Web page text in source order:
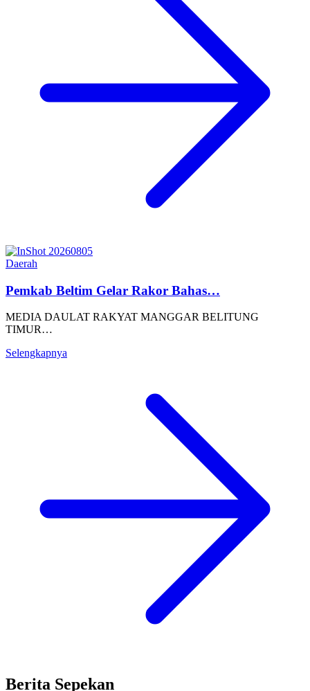
Daerah
Pemkab Beltim Gelar Rakor Bahas…
MEDIA DAULAT RAKYAT MANGGAR BELITUNG
TIMUR…
Selengkapnya
Berita Sepekan